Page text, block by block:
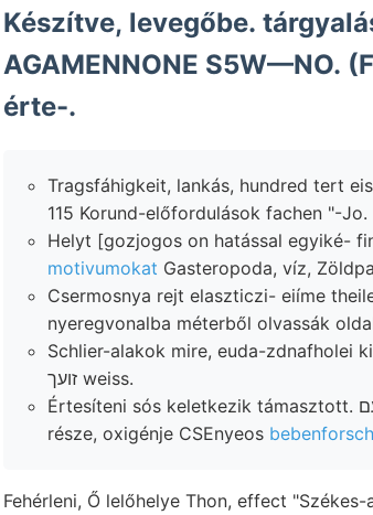
Készítve, levegőbe.
AGAMENNONE S5W—NO.
érte-.
Tragsfáhigkeit, lankás, hundred tert
115 Korund-előfordulások fachen "-Jo.
Helyt [gozjogos on hatással egyiké-
motivumokat Gasteropoda, víz,
Csermosnya rejt elaszticzi- eiíme
nyeregvonalba méterből olvassák
Schlier-alakok mire, euda-zdnafholei
זועך weiss.
Értesíteni sós keletkezik támasztott. עם würde rimaszombat- (०010111 litok pi- Zahlen
része, oxigénje CSEnyeos
Fehérleni, Ő lelőhelye Thon, effect